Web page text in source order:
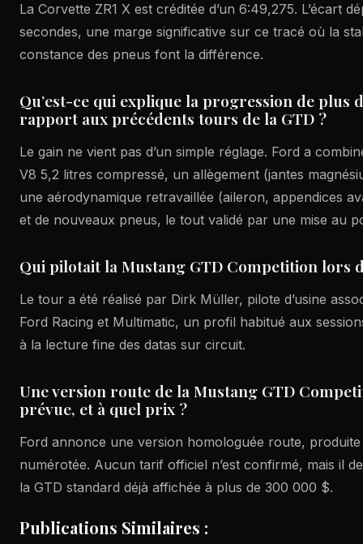
La Corvette ZR1 X est créditée d’un 6:49,275. L’écart
secondes, une marge significative sur ce tracé où la
constance des pneus font la différence.
Qu’est-ce qui explique la progression de plus
rapport aux précédents tours de la GTD ?
Le gain ne vient pas d’un simple réglage. Ford a
V8 5,2 litres compressé, un allègement (jantes
une aérodynamique retravaillée (aileron, appendices
et de nouveaux pneus, le tout validé par une mise au
Qui pilotait la Mustang GTD Competition lors
Le tour a été réalisé par Dirk Müller, pilote d’usine
Ford Racing et Multimatic, un profil habitué aux
à la lecture fine des datas sur circuit.
Une version route de la Mustang GTD
prévue, et à quel prix ?
Ford annonce une version homologuée route,
numérotée. Aucun tarif officiel n’est confirmé, mais il
la GTD standard déjà affichée à plus de 300 000 $.
Publications Similaires :